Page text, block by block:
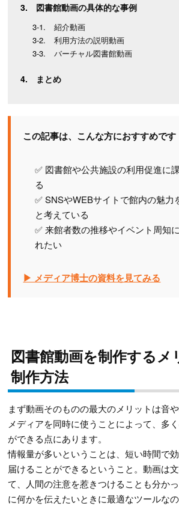
図書館動画の具体的な事例
紹介動画
利用方法の説明動画
バーチャル図書館動画
まとめ
この記事は、こんな方におすすめです
✅ 図書館や公共施設の利用促進に
る
✅ SNSやWEBサイトで館内の魅力
と考えている
✅ 来館者数の推移やイベント周知
れたい
▶ メディア博士の資料を見てみる
図書館動画を制作するメ
制作方法
まず動画そのものの最大のメリットは音
メディアを同時に使うことによって、多
ができる点にあります。
情報量が多いということは、短い時間で
届けることができるということ。動画は
て、人間の注意を惹きつけることも分か
に何かを伝えたいときに最適なツールなの